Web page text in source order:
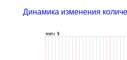
Динамика изменения